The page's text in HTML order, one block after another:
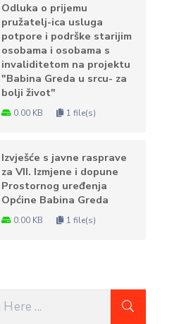
Odluka o prijemu
pružatelj-ica usluga
potpore i podrške starijim
osobama i osobama s
invaliditetom na projektu
"Babina Greda u srcu- za
bolji život"
0.00 KB 1 file(s)
Izvješće s javne rasprave
za VII. Izmjene i dopune
Prostornog uređenja
Općine Babina Greda
0.00 KB 1 file(s)